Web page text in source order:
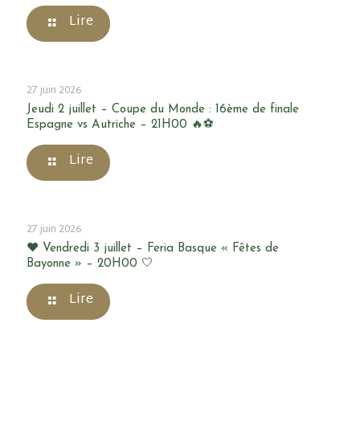
Lire
27 juin 2026
Jeudi 2 juillet – Coupe du Monde : 16ème de finale
Espagne vs Autriche – 21H00 🔥⚽
Lire
27 juin 2026
❤️ Vendredi 3 juillet – Feria Basque « Fêtes de
Bayonne » – 20H00 🤍
Lire